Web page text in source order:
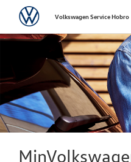
VolkswagenVolkswagen Service Hobro